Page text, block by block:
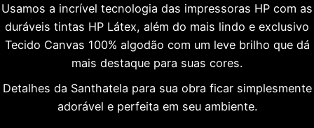
Usamos a incrível tecnologia das impressoras HP com as
duráveis tintas HP Látex, além do mais lindo e exclusivo
Tecido Canvas 100% algodão com um leve brilho que dá
mais destaque para suas cores.
Detalhes da Santhatela para sua obra ficar simplesmente
adorável e perfeita em seu ambiente.